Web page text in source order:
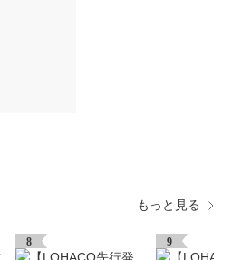
もっと見る
8 9